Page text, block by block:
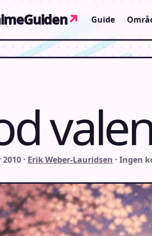
↗ Guide
· Erik Weber-Lauridsen · Ingen